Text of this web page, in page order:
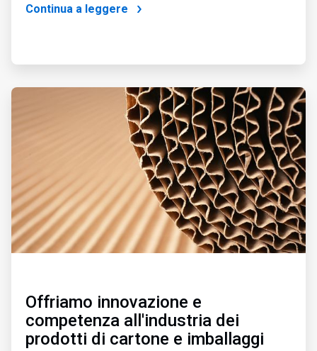
Continua a leggere
ArticleTile
Offriamo innovazione e
competenza all'industria dei
prodotti di cartone e imballaggi